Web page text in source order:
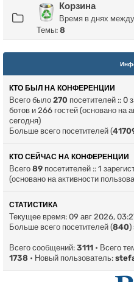
Корзина
Время в днях
Темы: 8
КТО БЫЛ НА КОНФЕРЕНЦИИ
Всего было 270 посетителей :: 0
ботов и 266 гостей (основано на
сегодня)
Больше всего посетителей (
КТО СЕЙЧАС НА КОНФЕРЕНЦИИ
Всего 89 посетителей :: 1
(основано на активности
СТАТИСТИКА
Текущее время: 09 авг 2026,
Больше всего посетителей (840)
Всего сообщений: 3111 • Всего
1738 • Новый пользователь: